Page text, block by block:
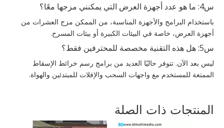
س4: ما هو عدد أجهزة العرض التي يمكنني مزجها معًا؟
باستخدام البرامج والأجهزة المناسبة، من الممكن مزج العشرات من
أجهزة العرض، خاصة في البيئات الكبيرة أو بيئات المسرح.
س5: هل هذه التقنية مخصصة للمحترفين فقط؟
ليس بعد الآن. تتوفر حاليًا العديد من برامج رسم خرائط الإسقاط
الممتعة للمستخدم مع واجهات السحب والإفلات للمبتدئين والهواة.
المنتجات ذات الصلة